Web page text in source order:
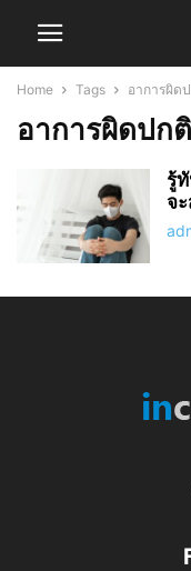
Home Tags อาการผิด
อาการผิดปกติ
รู้
จ